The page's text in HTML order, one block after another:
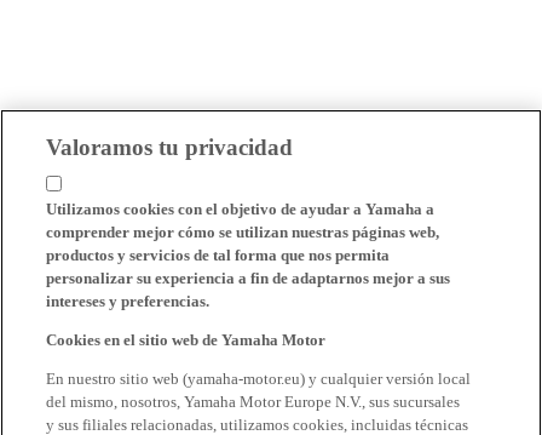
Valoramos tu privacidad
Utilizamos cookies con el objetivo de ayudar a Yamaha a
comprender mejor cómo se utilizan nuestras páginas web,
productos y servicios de tal forma que nos permita
personalizar su experiencia a fin de adaptarnos mejor a sus
intereses y preferencias.
Cookies en el sitio web de Yamaha Motor
En nuestro sitio web (yamaha-motor.eu) y cualquier versión local
del mismo, nosotros, Yamaha Motor Europe N.V., sus sucursales
y sus filiales relacionadas, utilizamos cookies, incluidas técnicas